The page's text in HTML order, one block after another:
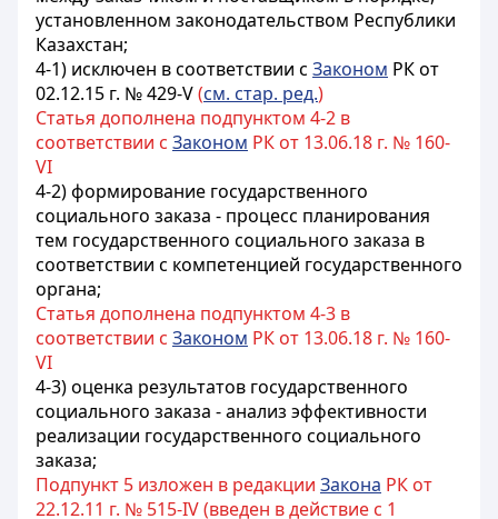
установленном законодательством Республики
Казахстан;
4-1) исключен в соответствии с Законом РК от
02.12.15 г. № 429-V(см. стар. ред.)
Статья дополнена подпунктом 4-2 в
соответствии с Законом РК от 13.06.18 г. № 160-
VI
4-2) формирование государственного
социального заказа - процесс планирования
тем государственного социального заказа в
соответствии с компетенцией государственного
органа;
Статья дополнена подпунктом 4-3 в
соответствии с Законом РК от 13.06.18 г. № 160-
VI
4-3) оценка результатов государственного
социального заказа - анализ эффективности
реализации государственного социального
заказа;
Подпункт 5 изложен в редакции Закона РК от
22.12.11 г. № 515-IV (введен в действие с 1